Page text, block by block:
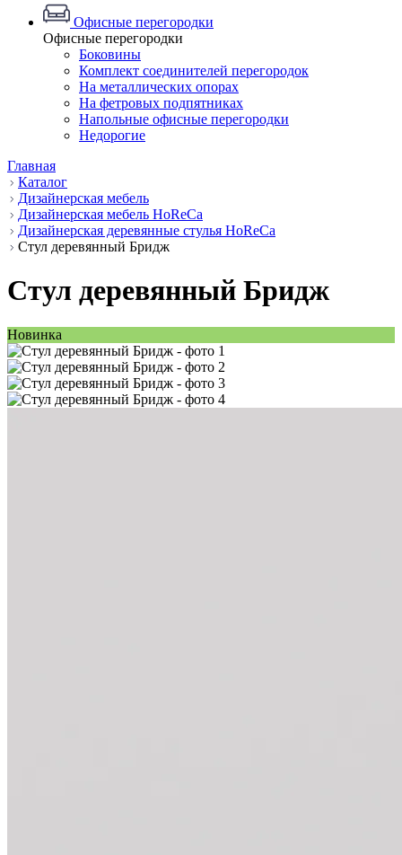
Офисные перегородки
Офисные перегородки
Боковины
Комплект соединителей перегородок
На металлических опорах
На фетровых подпятниках
Напольные офисные перегородки
Недорогие
Главная
Каталог
Дизайнерская мебель
Дизайнерская мебель HoReCa
Дизайнерская деревянные стулья HoReCa
Стул деревянный Бридж
Стул деревянный Бридж
Новинка